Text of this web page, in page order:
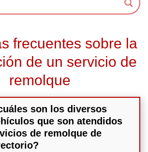
frecuentes sobre la
de un servicio de
remolque
son los diversos
que son atendidos
de remolque de